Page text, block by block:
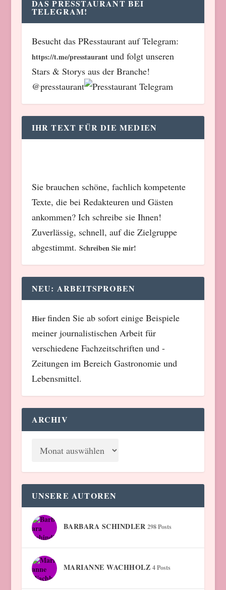
DAS PRESSTAURANT BEI
TELEGRAM!
Besucht das PResstaurant auf Telegram:
https://t.me/presstaurantund folgt unseren
Stars & Storys aus der Branche!
@presstaurant
IHR TEXT FÜR DIE MEDIEN
Sie brauchen schöne, fachlich kompetente
Texte, die bei Redakteuren und Gästen
ankommen? Ich schreibe sie Ihnen!
Zuverlässig, schnell, auf die Zielgruppe
abgestimmt. Schreiben Sie mir!
NEU: ARBEITSPROBEN
Hierfinden Sie ab sofort einige Beispiele
meiner journalistischen Arbeit für
verschiedene Fachzeitschriften und -
Zeitungen im Bereich Gastronomie und
Lebensmittel.
ARCHIV
UNSERE AUTOREN
BARBARA SCHINDLER 298 Posts
MARIANNE WACHHOLZ 4 Posts